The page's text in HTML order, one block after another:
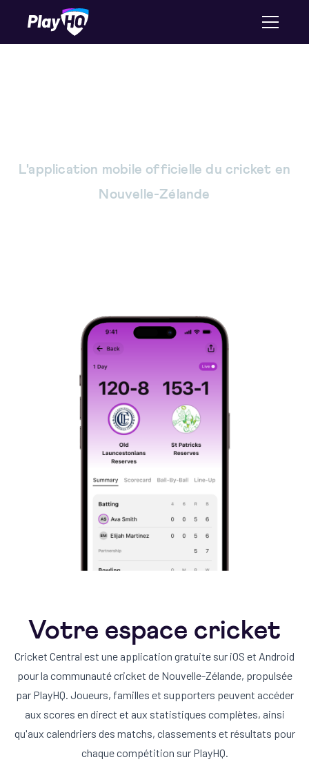
L'application mobile officielle du cricket en
Nouvelle-Zélande
Votre espace cricket
Cricket Central est une application gratuite sur iOS et Android
pour la communauté cricket de Nouvelle-Zélande, propulsée
par PlayHQ. Joueurs, familles et supporters peuvent accéder
aux scores en direct et aux statistiques complètes, ainsi
qu'aux calendriers des matchs, classements et résultats pour
chaque compétition sur PlayHQ.